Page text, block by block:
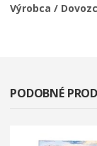
PODOBNÉ